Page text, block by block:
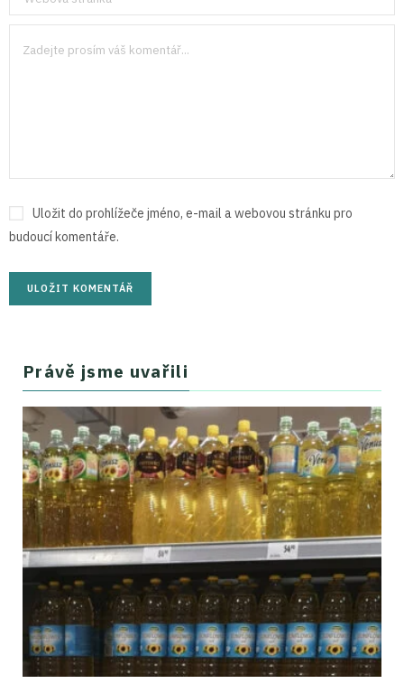
Uložit do prohlížeče jméno, e-mail a webovou stránku pro
budoucí komentáře.
Právě jsme uvařili